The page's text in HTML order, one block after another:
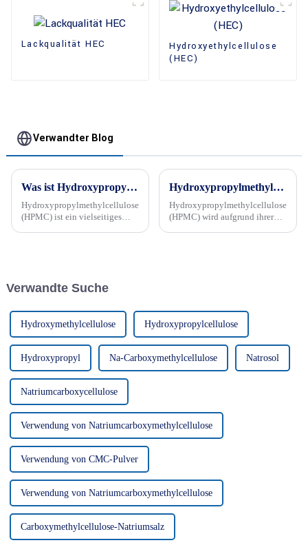
Lackqualität HEC
Hydroxyethylcellulose
(HEC)
Verwandter Blog
Was ist Hydroxypropylmethylcellulose
Hydroxypropylmethylcellulose
(HPMC) ist ein vielseitiges
Hydroxypropylmethylcellulose wird häufig in der Malerei verwendet
Hydroxypropylmethylcellulose
(HPMC) wird aufgrund ihrer
Verwandte Suche
Hydroxymethylcellulose Hydroxypropylcellulose
Hydroxypropyl Na-Carboxymethylcellulose Natrosol
Natriumcarboxycellulose
Verwendung von Natriumcarboxymethylcellulose
Verwendung von CMC-Pulver
Verwendung von Natriumcarboxymethylcellulose
Carboxymethylcellulose-Natriumsalz